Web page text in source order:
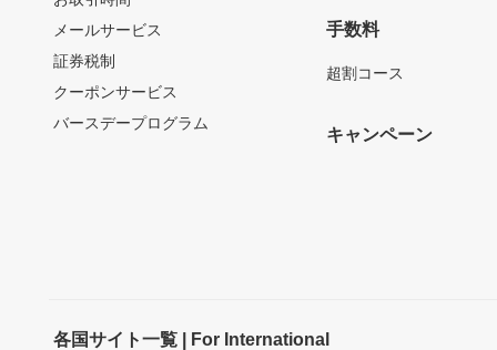
メールサービス
証券税制
クーポンサービス
バースデープログラム
手数料
超割コース
キャンペーン
各国サイト一覧 | For International